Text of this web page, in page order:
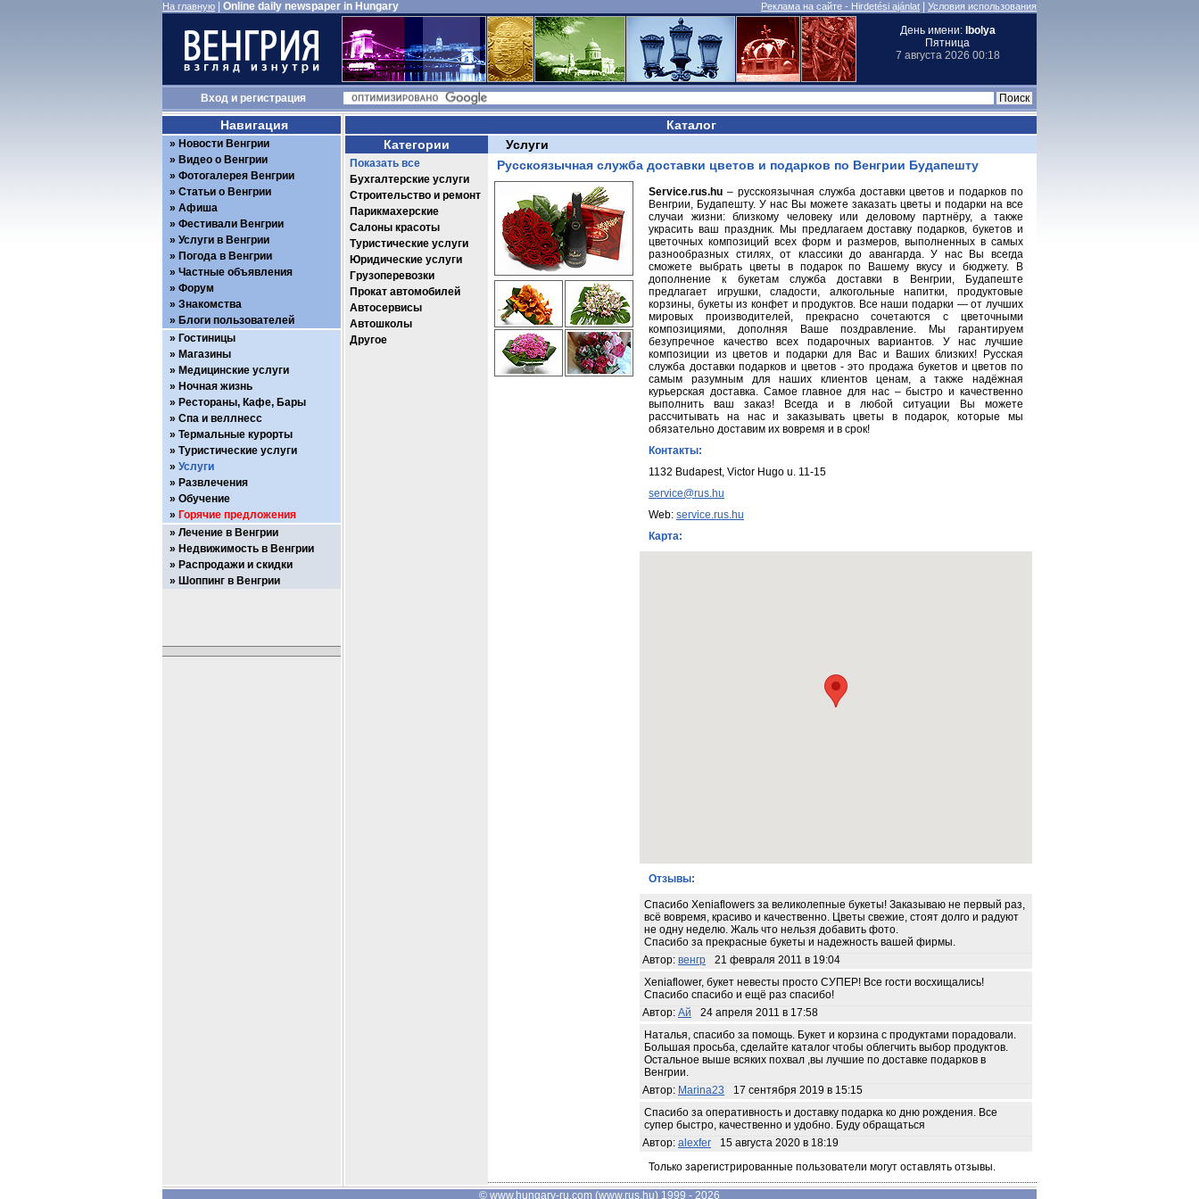
На главную Online daily newspaper in Hungary Реклама на сайте - Hirdetési ajánlat Условия использования
День имени: Ibolya
Пятница
7 августа 2026 00:18
Входи регистрация
Каталог
Категории
Показать все
Бухгалтерские услуги
Строительство и ремонт
Парикмахерские
Салоны красоты
Туристические услуги
Юридические услуги
Грузоперевозки
Прокат автомобилей
Автосервисы
Автошколы
Другое
Услуги
Русскоязычная служба доставки цветов и подарков по Венгрии Будапешту
Service.rus.hu – русскоязычная служба доставки цветов и подарков по
Венгрии, Будапешту. У нас Вы можете заказать цветы и подарки на все
случаи жизни: близкому человеку или деловому партнёру, а также
украсить ваш праздник. Мы предлагаем доставку подарков, букетов и
цветочных композиций всех форм и размеров, выполненных в самых
разнообразных стилях, от классики до авангарда. У нас Вы всегда
сможете выбрать цветы в подарок по Вашему вкусу и бюджету. В
дополнение к букетам служба доставки в Венгрии, Будапеште
предлагает игрушки, сладости, алкогольные напитки, продуктовые
корзины, букеты из конфет и продуктов. Все наши подарки — от лучших
мировых производителей, прекрасно сочетаются с цветочными
композициями, дополняя Ваше поздравление. Мы гарантируем
безупречное качество всех подарочных вариантов. У нас лучшие
композиции из цветов и подарки для Вас и Ваших близких! Русская
служба доставки подарков и цветов - это продажа букетов и цветов по
самым разумным для наших клиентов ценам, а также надёжная
курьерская доставка. Самое главное для нас – быстро и качественно
выполнить ваш заказ! Всегда и в любой ситуации Вы можете
рассчитывать на нас и заказывать цветы в подарок, которые мы
обязательно доставим их вовремя и в срок!
Контакты:
1132 Budapest, Victor Hugo u. 11-15
service@rus.hu
Web: service.rus.hu
Карта:
Отзывы:
Спасибо Xeniaflowers за великолепные букеты! Заказываю не первый раз,
всё вовремя, красиво и качественно. Цветы свежие, стоят долго и радуют
не одну неделю. Жаль что нельзя добавить фото.
Спасибо за прекрасные букеты и надежность вашей фирмы.
Автор: венгр
21 февраля 2011 в 19:04
Xeniaflower, букет невесты просто СУПЕР! Все гости восхищались!
Спасибо спасибо и ещё раз спасибо!
Автор: Ай
24 апреля 2011 в 17:58
Наталья, спасибо за помощь. Букет и корзина с продуктами порадовали.
Большая просьба, сделайте каталог чтобы облегчить выбор продуктов.
Остальное выше всяких похвал ,вы лучшие по доставке подарков в
Венгрии.
Автор: Marina23
17 сентября 2019 в 15:15
Спасибо за оперативность и доставку подарка ко дню рождения. Все
супер быстро, качественно и удобно. Буду обращаться
Автор: alexfer
15 августа 2020 в 18:19
Только зарегистрированные пользователи могут оставлять отзывы.
Навигация
Новости Венгрии
Видео о Венгрии
Фотогалерея Венгрии
Статьи о Венгрии
Афиша
Фестивали Венгрии
Услуги в Венгрии
Погода в Венгрии
Частные объявления
Форум
Знакомства
Блоги пользователей
Гостиницы
Магазины
Медицинские услуги
Ночная жизнь
Рестораны, Кафе, Бары
Спа и веллнесс
Термальные курорты
Туристические услуги
Услуги
Развлечения
Обучение
Горячие предложения
Лечение в Венгрии
Недвижимость в Венгрии
Распродажи и скидки
Шоппинг в Венгрии
© www.hungary-ru.com (www.rus.hu) 1999 - 2026